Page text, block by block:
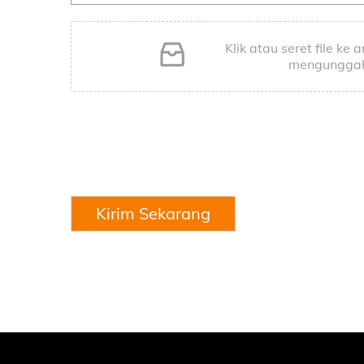
Klik atau seret file ke
Kirim Sekarang